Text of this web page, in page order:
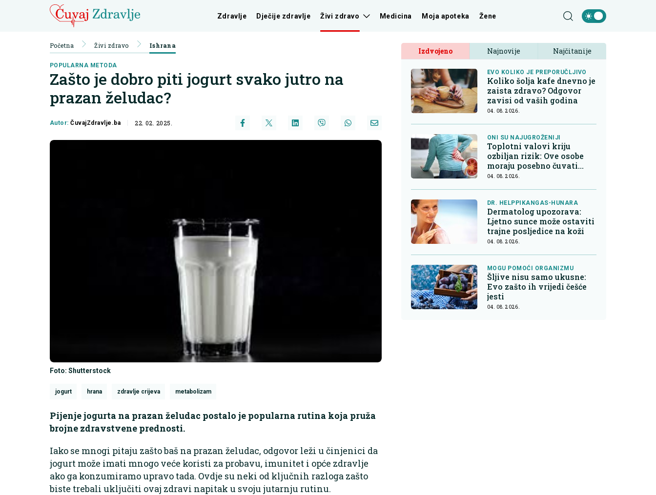
Zdravlje Dječije zdravlje Živi zdravo Medicina Moja apoteka Žene
Početna Živi zdravo Ishrana
POPULARNA METODA
Zašto je dobro piti jogurt svako jutro na
prazan želudac?
Autor:ČuvajZdravlje.ba 22. 02. 2025.
Foto: Shutterstock
jogurt hrana zdravlje crijeva metabolizam
Pijenje jogurta na prazan želudac postalo je popularna rutina koja pruža
brojne zdravstvene prednosti.
Iako se mnogi pitaju zašto baš na prazan želudac, odgovor leži u činjenici da
jogurt može imati mnogo veće koristi za probavu, imunitet i opće zdravlje
ako ga konzumiramo upravo tada. Ovdje su neki od ključnih razloga zašto
biste trebali uključiti ovaj zdravi napitak u svoju jutarnju rutinu.
Izdvojeno Najnovije Najčitanije
EVO KOLIKO JE PREPORUČLJIVO
Koliko šolja kafe dnevno je
zaista zdravo? Odgovor
zavisi od vaših godina
04. 08. 2026.
ONI SU NAJUGROŽENIJI
Toplotni valovi kriju
ozbiljan rizik: Ove osobe
moraju posebno čuvati
bubrege
04. 08. 2026.
DR. HELPPIKANGAS-HUNARA
Dermatolog upozorava:
Ljetno sunce može ostaviti
trajne posljedice na koži
04. 08. 2026.
MOGU POMOĆI ORGANIZMU
Šljive nisu samo ukusne:
Evo zašto ih vrijedi češće
jesti
04. 08. 2026.